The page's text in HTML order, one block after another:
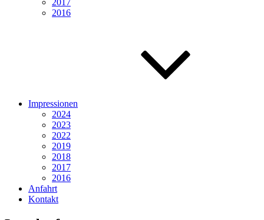
2017
2016
Impressionen
2024
2023
2022
2019
2018
2017
2016
Anfahrt
Kontakt